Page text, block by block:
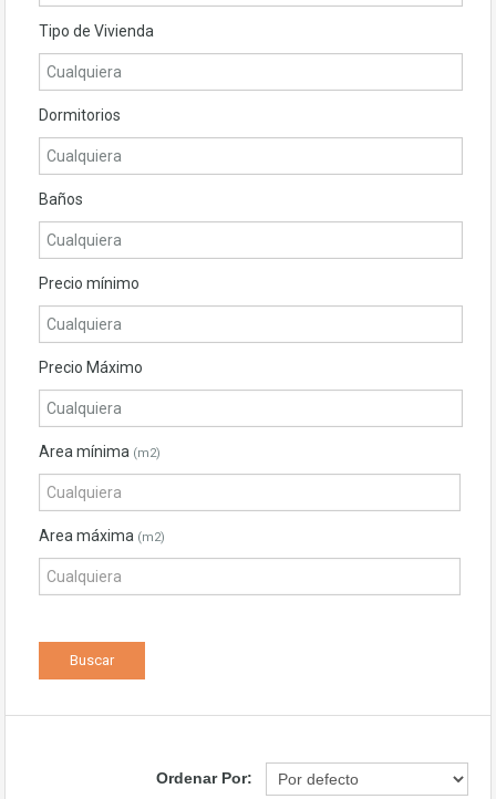
Tipo de Vivienda
Dormitorios
Baños
Precio mínimo
Precio Máximo
Area mínima (m2)
Area máxima (m2)
Ordenar Por: